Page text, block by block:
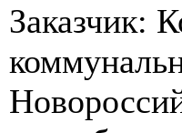
Заказчик: